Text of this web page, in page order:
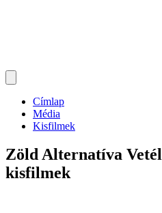
Címlap
Média
Kisfilmek
Zöld Alternatíva
kisfilmek